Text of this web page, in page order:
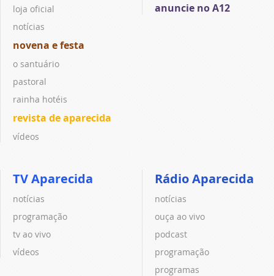
loja oficial
notícias
novena e festa
o santuário
pastoral
rainha hotéis
revista de aparecida
vídeos
anuncie no A12
TV Aparecida
notícias
programação
tv ao vivo
vídeos
Rádio Aparecida
notícias
ouça ao vivo
podcast
programação
programas